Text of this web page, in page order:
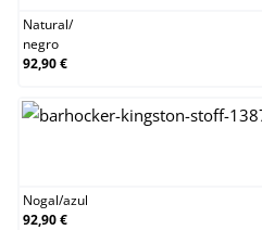
Natural/
negro
92,90 €
Nogal/azul
92,90 €